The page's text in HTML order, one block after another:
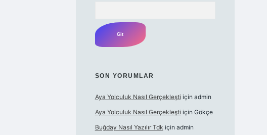
SON YORUMLAR
Aya Yolculuk Nasıl Gerçekleşti için admin
Aya Yolculuk Nasıl Gerçekleşti için Gökçe
Buğday Nasıl Yazılır Tdk için admin